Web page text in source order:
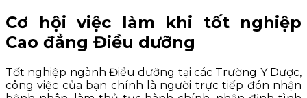
Cơ hội việc làm khi tốt nghiệp
Cao đẳng Điều dưỡng
Tốt nghiệp ngành Điều dưỡng tại các Trường Y Dược,
công việc của bạn chính là người trực tiếp đón nhận